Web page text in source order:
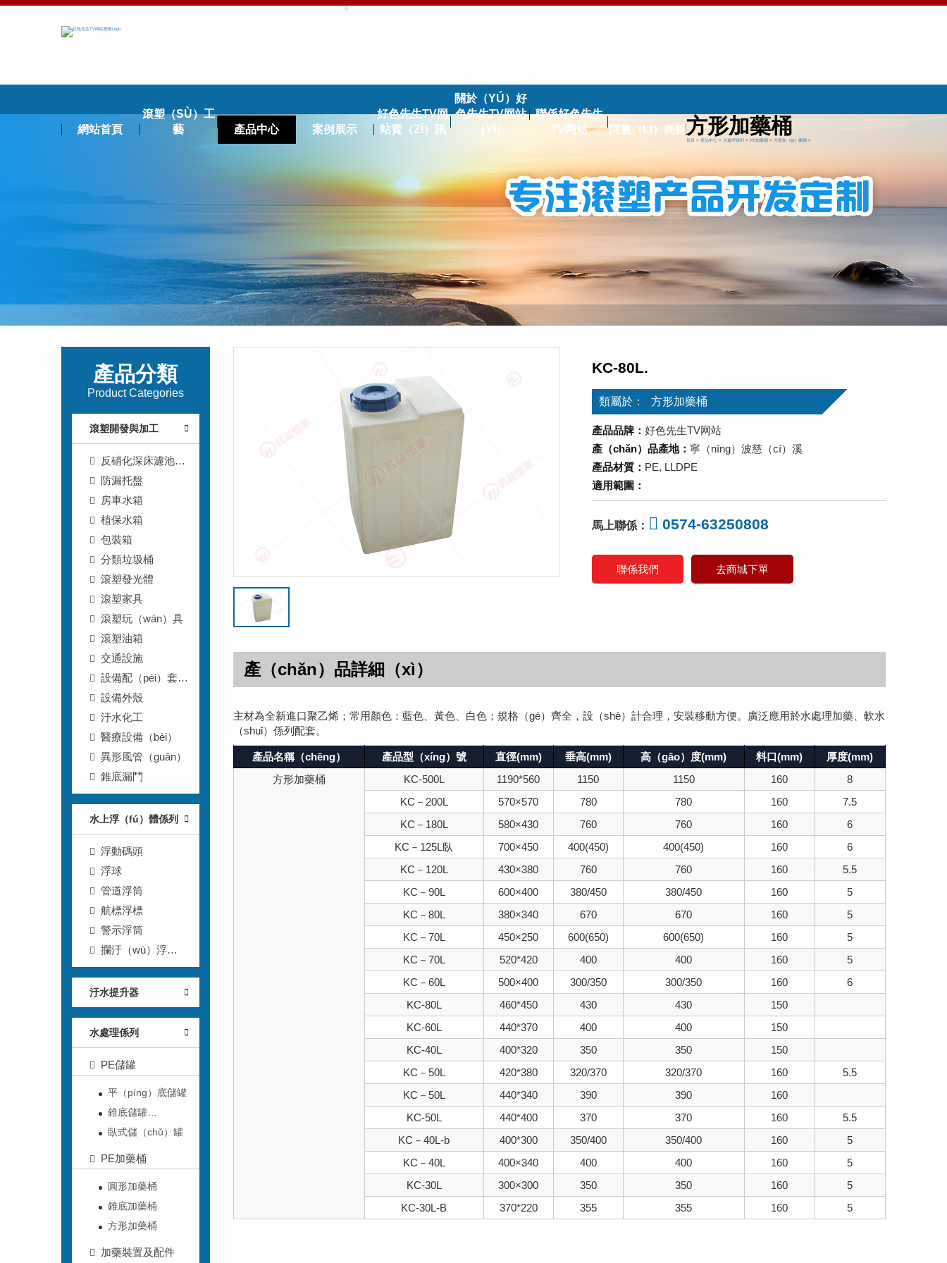
網站首頁
滾塑（SÙ）工
藝
產品中心 案例展示
好色先生TV网
站資（ZĪ）訊
關於（YÚ）好
色先生TV网站
（YÌ）
聯係好色先生
TV网站
阿裏（LǏ）商鋪方形加藥桶
首頁 >產品中心 >水處理係列 >PE加藥桶 >方形加（jiā）藥桶 >
產品分類
Product Categories
滾塑開發與加工
反硝化深床濾池T
型濾磚
防漏托盤
房車水箱
植保水箱
包裝箱
分類垃圾桶
滾塑發光體
滾塑家具
滾塑玩（wán）具
滾塑油箱
交通設施
設備配（pèi）套
（tào）滾塑箱
設備外殼
汙水化工
醫療設備（bèi）
異形風管（guǎn）
錐底漏鬥
水上浮（fú）體係列
浮動碼頭
浮球
管道浮筒
航標浮標
警示浮筒
攔汙（wū）浮
（fú）筒
汙水提升器
水處理係列
PE儲罐
平（píng）底儲罐
錐底儲罐
（guàn）
臥式儲（chǔ）罐
PE加藥桶
圓形加藥桶
錐底加藥桶
方形加藥桶
加藥裝置及配件
KC-80L.
類屬於： 方形加藥桶
產品品牌：好色先生TV网站
產（chǎn）品產地：寧（níng）波慈（cí）溪
產品材質： PE, LLDPE
適用範圍：
馬上聯係： 0574-63250808
聯係我們 去商城下單
產（chǎn）品詳細（xì）
主材為全新進口聚乙烯；常用顏色：藍色、黃色、白色；規格（gé）齊全，設（shè）計合理，安裝移動方便。廣泛應用於水處理加藥、軟水
（shuǐ）係列配套。
產品名稱（chēng） 產品型（xíng）號 直徑(mm) 垂高(mm) 高（gāo）度(mm) 料口(mm)
厚度(mm)
方形加藥桶
KC-500L 1190*560 1150 1150 160
8
KC－200L
570×570 780 780 160
7.5
KC－180L
580×430 760 760 160
6
KC－125L臥
700×450 400(450) 400(450) 160
6
KC－120L
430×380 760 760 160
5.5
KC－90L
600×400 380/450 380/450 160
5
KC－80L
380×340 670 670 160
5
KC－70L
450×250 600(650) 600(650) 160
5
KC－70L
520*420 400 400 160
5
KC－60L
500×400 300/350 300/350 160
6
KC-80L
460*450 430 430
150
KC-60L
440*370 400 400
150
KC-40L
400*320 350 350
150
KC－50L
420*380 320/370 320/370 160
5.5
KC－50L
440*340 390 390
160
KC-50L
440*400 370 370 160
5.5
KC－40L-b
400*300 350/400 350/400 160
5
KC－40L
400×340 400 400 160
5
KC-30L
300×300 350 350 160
5
KC-30L-B
370*220 355 355 160 5